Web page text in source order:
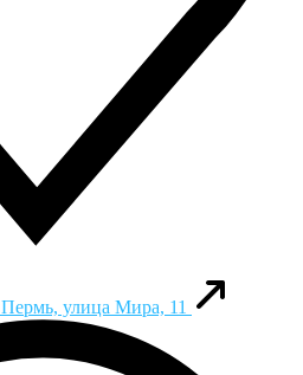
Пермь, улица Мира, 11